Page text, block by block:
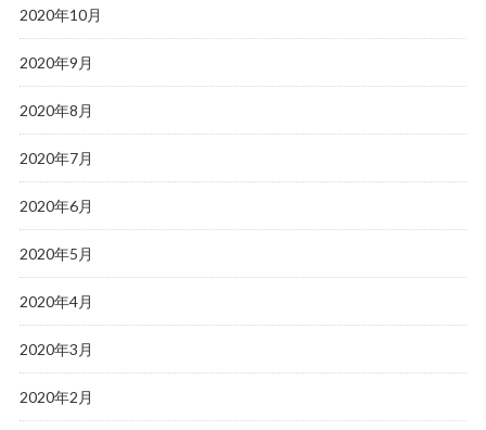
2020年10月
2020年9月
2020年8月
2020年7月
2020年6月
2020年5月
2020年4月
2020年3月
2020年2月